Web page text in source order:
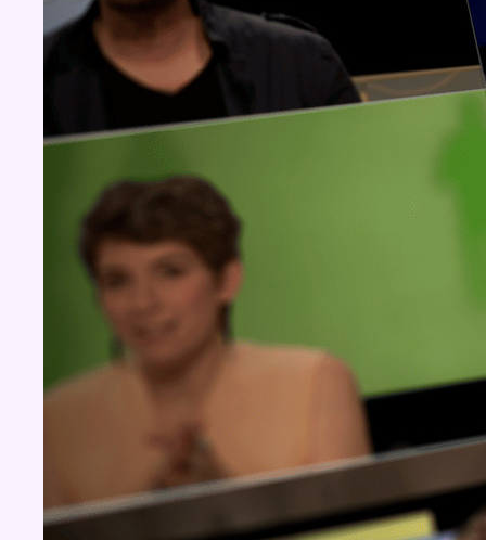
Aucun concours pour le moment